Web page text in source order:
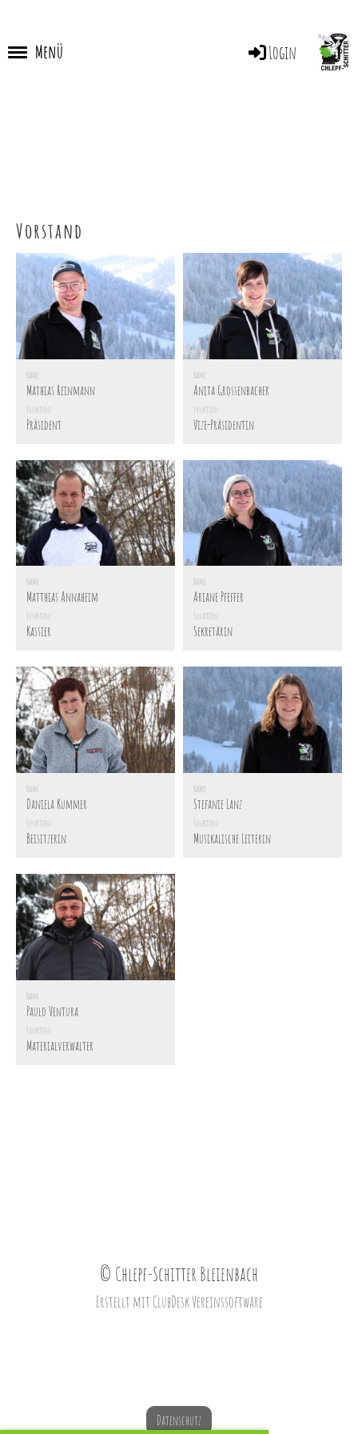
Menü Login
Vorstand
Name
Mathias Reinmann
Funktion
Präsident
Name
Anita Grossenbacher
Funktion
Vize-Präsidentin
Name
Matthias Annaheim
Funktion
Kassier
Name
Ariane Pfeffer
Funktion
Sekretärin
Name
Daniela Kummer
Funktion
Beisitzerin
Name
Stefanie Lanz
Funktion
Musikalische Leiterin
Name
Paulo Ventura
Funktion
Materialverwalter
© Chlepf-Schitter Bleienbach
Erstellt mit ClubDesk Vereinssoftware
Datenschutz